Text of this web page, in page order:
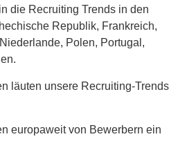
die Recruiting Trends in den
Republik, Frankreich,
Polen, Portugal,
läuten unsere Recruiting-Trends
europaweit von Bewerbern ein